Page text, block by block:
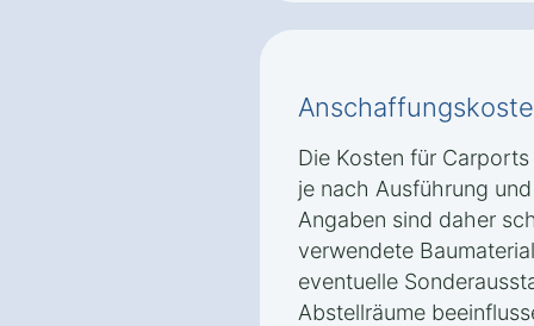
Die Kosten für
je nach Ausführung
Angaben sind daher
verwendete
eventuelle
Abstellräume